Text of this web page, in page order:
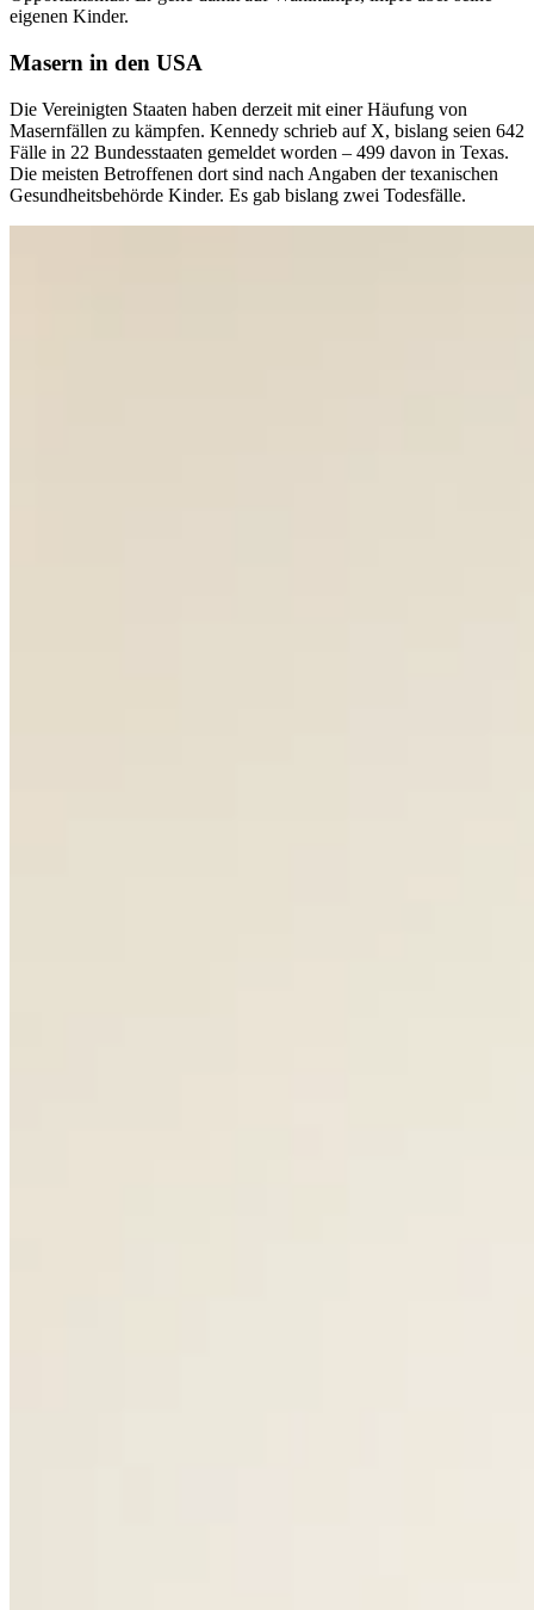
eigenen Kinder.
Masern in den USA
Die Vereinigten Staaten haben derzeit mit einer Häufung von
Masernfällen zu kämpfen. Kennedy schrieb auf X, bislang seien 642
Fälle in 22 Bundesstaaten gemeldet worden – 499 davon in Texas.
Die meisten Betroffenen dort sind nach Angaben der texanischen
Gesundheitsbehörde Kinder. Es gab bislang zwei Todesfälle.